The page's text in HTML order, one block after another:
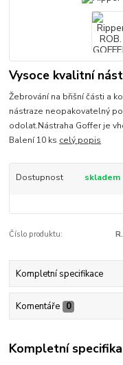
Vysoce kvalitní
Žebrování na břišní části a
nástraze neopakovatelný
odolat.Nástraha Goffer je
Balení 10 ks celý popis
Dostupnost skladem
Číslo produktu:
Kompletní specifikace
Komentáře 0
Kompletní